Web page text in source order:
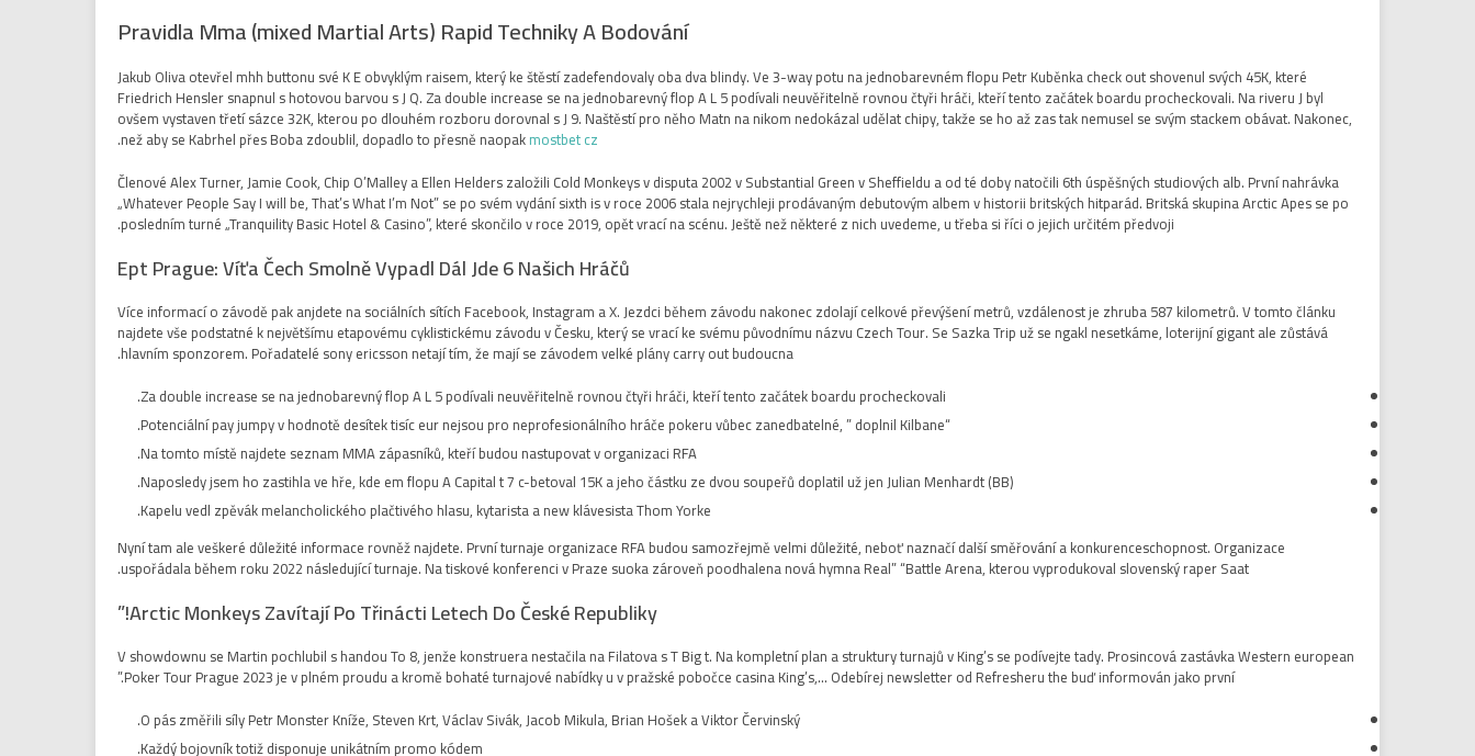
Pravidla Mma (mixed Martial Arts) Rapid Techniky A Bodování
Jakub Oliva otevřel mhh buttonu své K E obvyklým raisem, který ke štěstí zadefendovaly oba dva blindy. Ve 3-way potu na jednobarevném flopu Petr Kuběnka check out shovenul svých 45K, které
Friedrich Hensler snapnul s hotovou barvou s J Q. Za double increase se na jednobarevný flop A L 5 podívali neuvěřitelně rovnou čtyři hráči, kteří tento začátek boardu procheckovali. Na riveru J byl
ovšem vystaven třetí sázce 32K, kterou po dlouhém rozboru dorovnal s J 9. Naštěstí pro něho Matn na nikom nedokázal udělat chipy, takže se ho až zas tak nemusel se svým stackem obávat. Nakonec,
než aby se Kabrhel přes Boba zdoublil, dopadlo to přesně naopakmostbet cz
.
Členové Alex Turner, Jamie Cook, Chip O’Malley a Ellen Helders založili Cold Monkeys v disputa 2002 v Substantial Green v Sheffieldu a od té doby natočili 6th úspěšných studiových alb. První nahrávka
„Whatever People Say I will be, That’s What I’m Not” se po svém vydání sixth is v roce 2006 stala nejrychleji prodávaným debutovým albem v historii britských hitparád. Britská skupina Arctic Apes se po
posledním turné „Tranquility Basic Hotel & Casino”, které skončilo v roce 2019, opět vrací na scénu. Ještě než některé z nich uvedeme, u třeba si říci o jejich určitém předvoji.
Ept Prague: Víťa Čech Smolně Vypadl Dál Jde 6 Našich Hráčů
Více informací o závodě pak anjdete na sociálních sítích Facebook, Instagram a X. Jezdci během závodu nakonec zdolají celkové převýšení metrů, vzdálenost je zhruba 587 kilometrů. V tomto článku
najdete vše podstatné k největšímu etapovému cyklistickému závodu v Česku, který se vrací ke svému původnímu názvu Czech Tour. Se Sazka Trip už se ngakl nesetkáme, loterijní gigant ale zůstává
hlavním sponzorem. Pořadatelé sony ericsson netají tím, že mají se závodem velké plány carry out budoucna.
Za double increase se na jednobarevný flop A L 5 podívali neuvěřitelně rovnou čtyři hráči, kteří tento začátek boardu procheckovali.
“Potenciální pay jumpy v hodnotě desítek tisíc eur nejsou pro neprofesionálního hráče pokeru vůbec zanedbatelné, ” doplnil Kilbane.
Na tomto místě najdete seznam MMA zápasníků, kteří budou nastupovat v organizaci RFA.
Naposledy jsem ho zastihla ve hře, kde em flopu A Capital t 7 c-betoval 15K a jeho částku ze dvou soupeřů doplatil už jen Julian Menhardt (BB).
Kapelu vedl zpěvák melancholického plačtivého hlasu, kytarista a new klávesista Thom Yorke.
Nyní tam ale veškeré důležité informace rovněž najdete. První turnaje organizace RFA budou samozřejmě velmi důležité, neboť naznačí další směřování a konkurenceschopnost. Organizace
uspořádala během roku 2022 následující turnaje. Na tiskové konferenci v Praze suoka zároveň poodhalena nová hymna Real” “Battle Arena, kterou vyprodukoval slovenský raper Saat.
Arctic Monkeys Zavítají Po Třinácti Letech Do České Republiky!”
V showdownu se Martin pochlubil s handou To 8, jenže konstruera nestačila na Filatova s T Big t. Na kompletní plan a struktury turnajů v King’s se podívejte tady. Prosincová zastávka Western european
Poker Tour Prague 2023 je v plném proudu a kromě bohaté turnajové nabídky u v pražské pobočce casina King’s,… Odebírej newsletter od Refresheru the buď informován jako první.”
O pás změřili síly Petr Monster Kníže, Steven Krt, Václav Sivák, Jacob Mikula, Brian Hošek a Viktor Červinský.
Každý bojovník totiž disponuje unikátním promo kódem.